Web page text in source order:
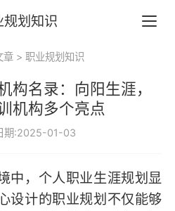
规划知识
章 > 职业规划知识
构名录：向阳生涯，
机构多个亮点
期:2025-01-03
中，个人职业生涯规划显
设计的职业规划不仅能够